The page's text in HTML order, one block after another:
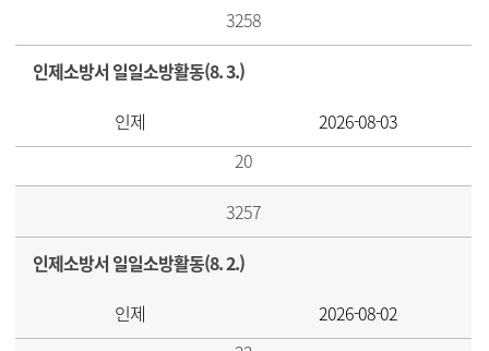
3258
인제소방서 일일소방활동(8. 3.)
인제
2026-08-03
20
3257
인제소방서 일일소방활동(8. 2.)
인제
2026-08-02